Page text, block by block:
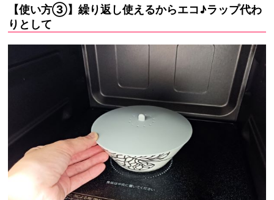
【使い方③】繰り返し使えるからエコ♪ラップ代わ
りとして